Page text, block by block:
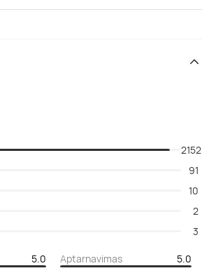
2152
91
10
2
3
5.0 Aptarnavimas 5.0